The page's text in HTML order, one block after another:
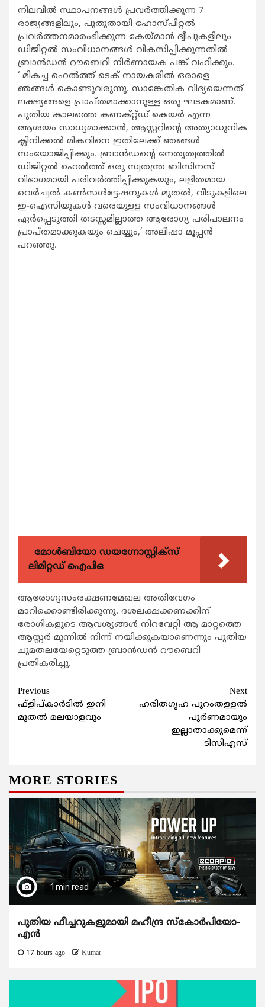
നിലവില്‍ സ്ഥാപനങ്ങള്‍ പ്രവര്‍ത്തിക്കുന്ന 7
രാജ്യങ്ങളിലും, പുതുതായി ഹോസ്പിറ്റല്‍
പ്രവര്‍ത്തനമാരംഭിക്കുന്ന കേയ്മാന്‍ ദ്വീപുകളിലും
ഡിജിറ്റല്‍ സംവിധാനങ്ങള്‍ വികസിപ്പിക്കുന്നതില്‍
ബ്രാന്‍ഡന്‍ റൗബെറി നിര്‍ണായക പങ്ക് വഹിക്കും.
‘ മികച്ച ഹെല്‍ത്ത് ടെക് നായകരില്‍ ഒരാളെ
ഞങ്ങള്‍ കൊണ്ടുവരുന്നു. സാങ്കേതിക വിദ്യയെന്നത്
ലക്ഷ്യങ്ങളെ പ്രാപ്തമാക്കാനുള്ള ഒരു ഘടകമാണ്.
പുതിയ കാലത്തെ കണക്റ്റ്ഡ് കെയര്‍ എന്ന
ആശയം സാധ്യമാക്കാന്‍, ആസ്റ്ററിന്‍റെ അത്യാധുനിക
ക്ലിനിക്കല്‍ മികവിനെ ഇതിലേക്ക് ഞങ്ങള്‍
സംയോജിപ്പിക്കും. ബ്രാന്‍ഡന്‍റെ നേതൃത്വത്തില്‍
ഡിജിറ്റല്‍ ഹെല്‍ത്ത് ഒരു സ്വതന്ത്ര ബിസിനസ്
വിഭാഗമായി പരിവര്‍ത്തിപ്പിക്കുകയും, ലളിതമായ
വെര്‍ച്വല്‍ കണ്‍സള്‍ട്ടേഷനുകള്‍ മുതല്‍, വീടുകളിലെ
ഇ-ഐസിയുകള്‍ വരെയുള്ള സംവിധാനങ്ങള്‍
ഏര്‍പ്പെടുത്തി തടസ്സമില്ലാത്ത ആരോഗ്യ പരിപാലനം
പ്രാപ്തമാക്കുകയും ചെയ്യും,’ അലീഷാ മൂപ്പന്‍
പറഞ്ഞു.
മോൾബിയോ ഡയഗ്നോസ്റ്റിക്സ്
ലിമിറ്റഡ് ഐപിഒ
ആരോഗ്യസംരക്ഷണമേഖല അതിവേഗം
മാറിക്കൊണ്ടിരിക്കുന്നു. ദശലക്ഷക്കണക്കിന്
രോഗികളുടെ ആവശ്യങ്ങള്‍ നിറവേറ്റി ആ മാറ്റത്തെ
ആസ്റ്റര്‍ മുന്നില്‍ നിന്ന് നയിക്കുകയാണെന്നും പുതിയ
ചുമതലയേറ്റെടുത്ത ബ്രാന്‍ഡന്‍ റൗബെറി
പ്രതികരിച്ചു.
Continue
Reading
Previous
ഫ്ളിപ്കാര്‍ടില്‍ ഇനി
മുതല്‍ മലയാളവും
Next
ഹരിതഗൃഹ പുറംതള്ളല്‍
പുര്‍ണമായും
ഇല്ലാതാക്കുമെന്ന്
ടിസിഎസ്
MORE STORIES
1 min read
പുതിയ ഫീച്ചറുകളുമായി മഹീന്ദ്ര സ്കോർപിയോ-
എൻ
17 hours ago Kumar